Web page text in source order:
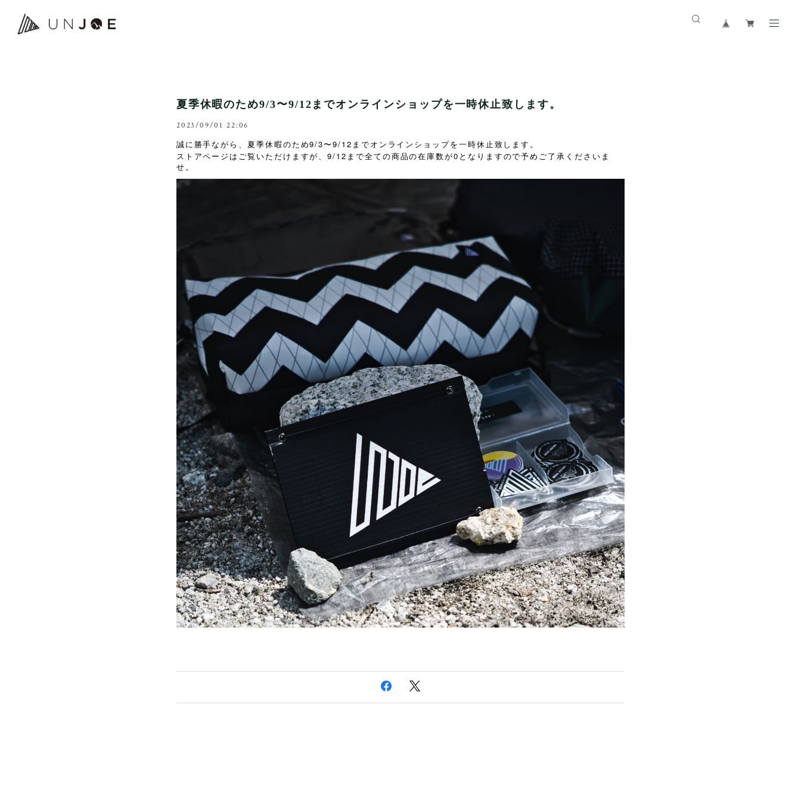
夏季休暇のため9/3〜9/12までオンラインショップを一時休止致します。
2023/09/01 22:06
誠に勝手ながら、夏季休暇のため9/3〜9/12までオンラインショップを一時休止致します。
ストアページはご覧いただけますが、9/12 まで全ての商品の在庫数が0 となりますので予めご了承くださいま
せ。